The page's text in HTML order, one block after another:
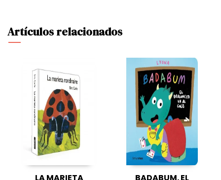
Artículos relacionados
LA MARIETA
BADABUM. EL